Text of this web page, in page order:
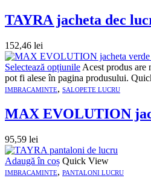
TAYRA jacheta dec
152,46 lei
Selectează opțiunile Acest produs
pot fi alese în pagina produsului.
IMBRACAMINTE, SALOPETE LUCRU
MAX EVOLUTION
95,59 lei
Adaugă în coș Quick View
IMBRACAMINTE, PANTALONI LUCRU